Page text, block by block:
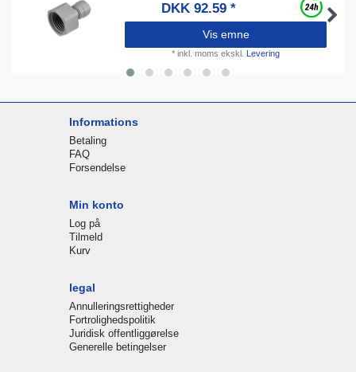
DKK 92.59 *
Vis emne
* inkl. moms ekskl. Levering
Informations
Betaling
FAQ
Forsendelse
Min konto
Log på
Tilmeld
Kurv
legal
Annulleringsrettigheder
Fortrolighedspolitik
Juridisk offentliggørelse
Generelle betingelser